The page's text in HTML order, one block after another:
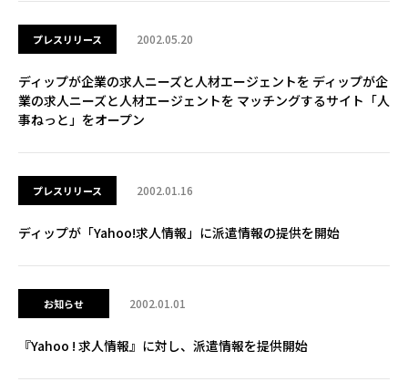
プレスリリース 2002.05.20
ディップが企業の求人ニーズと人材エージェントを ディップが企
業の求人ニーズと人材エージェントを マッチングするサイト「人
事ねっと」をオープン
プレスリリース 2002.01.16
ディップが「Yahoo!求人情報」に派遣情報の提供を開始
お知らせ 2002.01.01
『Yahoo ! 求人情報』に対し、派遣情報を提供開始